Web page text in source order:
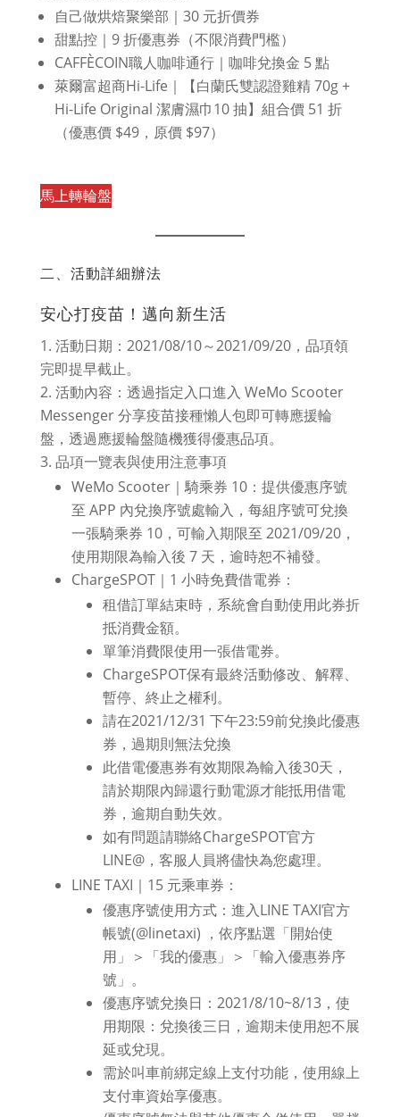
自己做烘焙聚樂部｜30 元折價券
甜點控｜9 折優惠券（不限消費門檻）
CAFFÈCOIN職人咖啡通行｜咖啡兌換金 5 點
萊爾富超商Hi-Life｜【白蘭氏雙認證雞精 70g +
Hi-Life Original 潔膚濕巾10 抽】組合價 51 折
（優惠價 $49，原價 $97）
馬上轉輪盤
二、活動詳細辦法
安心打疫苗！邁向新生活
活動日期：2021/08/10～2021/09/20，品項領
完即提早截止。
活動內容：透過指定入口進入 WeMo Scooter
Messenger 分享疫苗接種懶人包即可轉應援輪
盤，透過應援輪盤隨機獲得優惠品項。
品項一覽表與使用注意事項
WeMo Scooter｜騎乘券 10：提供優惠序號
至 APP 內兌換序號處輸入，每組序號可兌換
一張騎乘券 10，可輸入期限至 2021/09/20，
使用期限為輸入後 7 天，逾時恕不補發。
ChargeSPOT｜1 小時免費借電券：
租借訂單結束時，系統會自動使用此券折
抵消費金額。
單筆消費限使用一張借電券。
ChargeSPOT保有最終活動修改、解釋、
暫停、終止之權利。
請在2021/12/31 下午23:59前兌換此優惠
券，過期則無法兌換
此借電優惠券有效期限為輸入後30天，
請於期限內歸還行動電源才能抵用借電
券，逾期自動失效。
如有問題請聯絡ChargeSPOT官方
LINE@，客服人員將儘快為您處理。
LINE TAXI｜15 元乘車券：
優惠序號使用方式：進入LINE TAXI官方
帳號(@linetaxi) ，依序點選「開始使
用」＞「我的優惠」＞「輸入優惠券序
號」。
優惠序號兌換日：2021/8/10~8/13，使
用期限：兌換後三日，逾期未使用恕不展
延或兌現。
需於叫車前綁定線上支付功能，使用線上
支付車資始享優惠。